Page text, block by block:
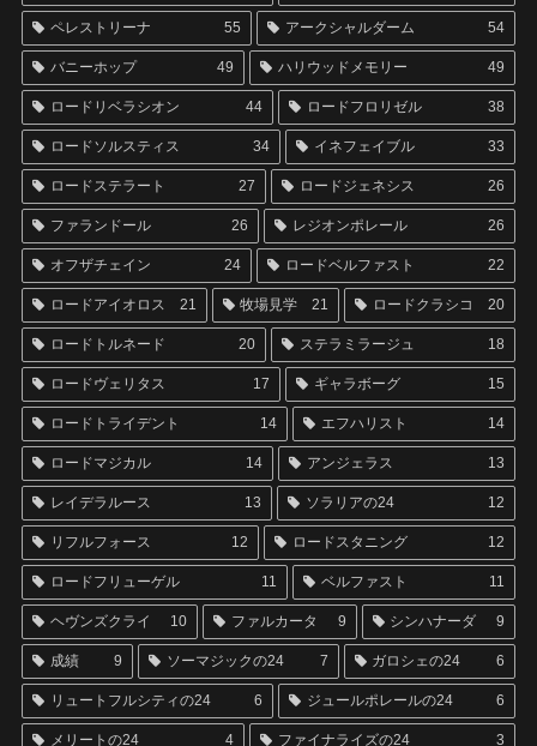
ペレストリーナ 55 アークシャルダーム 54
バニーホップ 49 ハリウッドメモリー 49
ロードリベラシオン 44 ロードフロリゼル 38
ロードソルスティス 34 イネフェイブル 33
ロードステラート 27 ロードジェネシス 26
ファランドール 26 レジオンポレール 26
オフザチェイン 24 ロードベルファスト 22
ロードアイオロス 21 牧場見学 21 ロードクラシコ 20
ロードトルネード 20 ステラミラージュ 18
ロードヴェリタス 17 ギャラボーグ 15
ロードトライデント 14 エフハリスト 14
ロードマジカル 14 アンジェラス 13
レイデラルース 13 ソラリアの24 12
リフルフォース 12 ロードスタニング 12
ロードフリューゲル 11 ベルファスト 11
ヘヴンズクライ 10 ファルカータ 9 シンハナーダ 9
成績 9 ソーマジックの24 7 ガロシェの24 6
リュートフルシティの24 6 ジュールポレールの24 6
メリートの24 4 ファイナライズの24 3